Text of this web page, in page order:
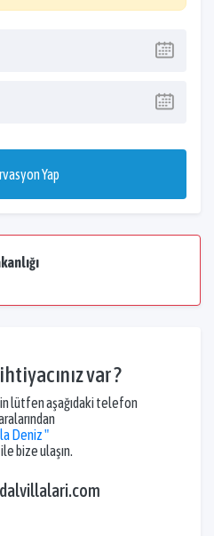
Yap
var ?
lütfen aşağıdaki telefon
Deniz "
bize ulaşın.